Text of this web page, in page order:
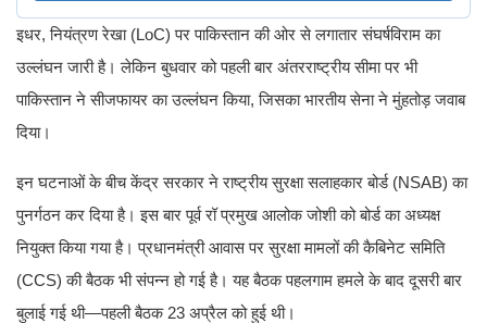
इधर, नियंत्रण रेखा (LoC) पर पाकिस्तान की ओर से लगातार संघर्षविराम का
उल्लंघन जारी है। लेकिन बुधवार को पहली बार अंतरराष्ट्रीय सीमा पर भी
पाकिस्तान ने सीजफायर का उल्लंघन किया, जिसका भारतीय सेना ने मुंहतोड़ जवाब
दिया।
इन घटनाओं के बीच केंद्र सरकार ने राष्ट्रीय सुरक्षा सलाहकार बोर्ड (NSAB) का
पुनर्गठन कर दिया है। इस बार पूर्व रॉ प्रमुख आलोक जोशी को बोर्ड का अध्यक्ष
नियुक्त किया गया है। प्रधानमंत्री आवास पर सुरक्षा मामलों की कैबिनेट समिति
(CCS) की बैठक भी संपन्न हो गई है। यह बैठक पहलगाम हमले के बाद दूसरी बार
बुलाई गई थी—पहली बैठक 23 अप्रैल को हुई थी।